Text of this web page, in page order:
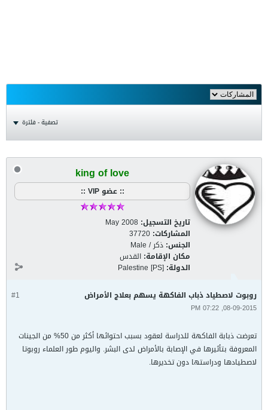
تصفية - فلترة
king of love
:: عضو VIP ::
تاريخ التسجيل: May 2008
المشاركات: 37720
الجنس: ذكر / Male
مكان الإقامة: القدس
الدولة: Palestine [PS]
#1 روبوت لاصطياد ذباب الفاكهة يسهم بعلاج الأمراض
08-09-2015, 07:22 PM
تعرضت ذبابة الفاكهة للدراسة لعقود بسبب احتوائها أكثر من 50% من الجينات
المعروفة بتأثيرها في الإصابة بالأمراض لدى البشر. واليوم طور العلماء روبوتا
لاصطيادها ودراستها دون تخديرها.